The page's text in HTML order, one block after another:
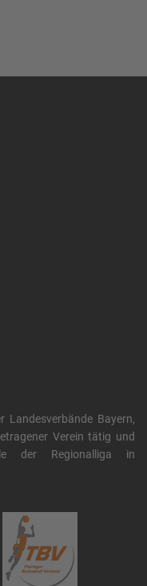
Landesverbände Bayern,
Verein tätig und
der Regionalliga in